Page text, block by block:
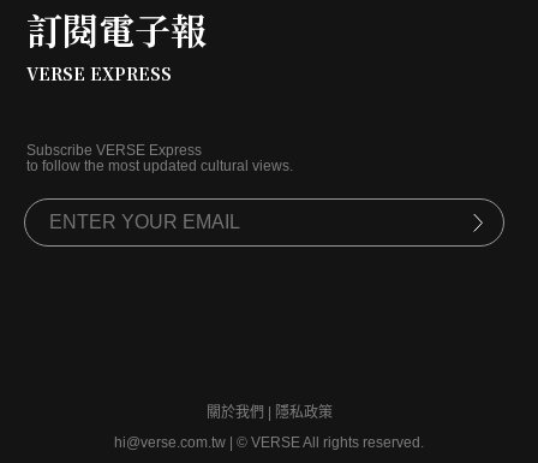
訂閱電子報
VERSE EXPRESS
Subscribe VERSE Express
to follow the most updated cultural views.
關於我們 | 隱私政策
hi@verse.com.tw | © VERSE All rights reserved.